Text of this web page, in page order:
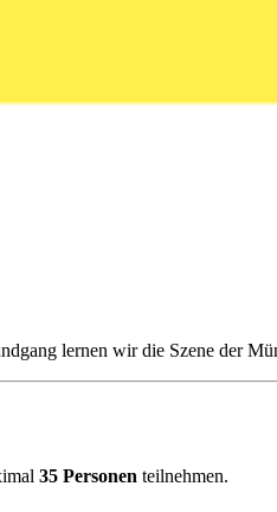
lernen wir die Szene der
35 Personen teilnehmen.